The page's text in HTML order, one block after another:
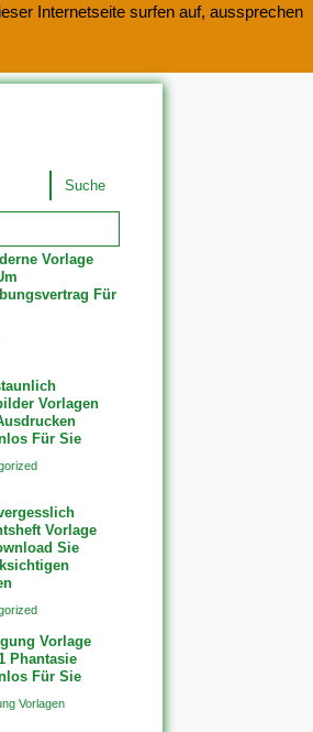
Internetseite surfen auf, aussprechen
Suche
Vorlage
Für
Vorlagen
Für Sie
Vorlage
Sie
Vorlage
Phantasie
Für Sie
Vorlagen